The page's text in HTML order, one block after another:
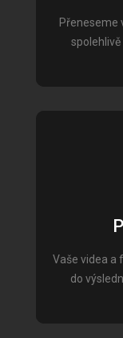
Přeneseme
Vaše videa a
do